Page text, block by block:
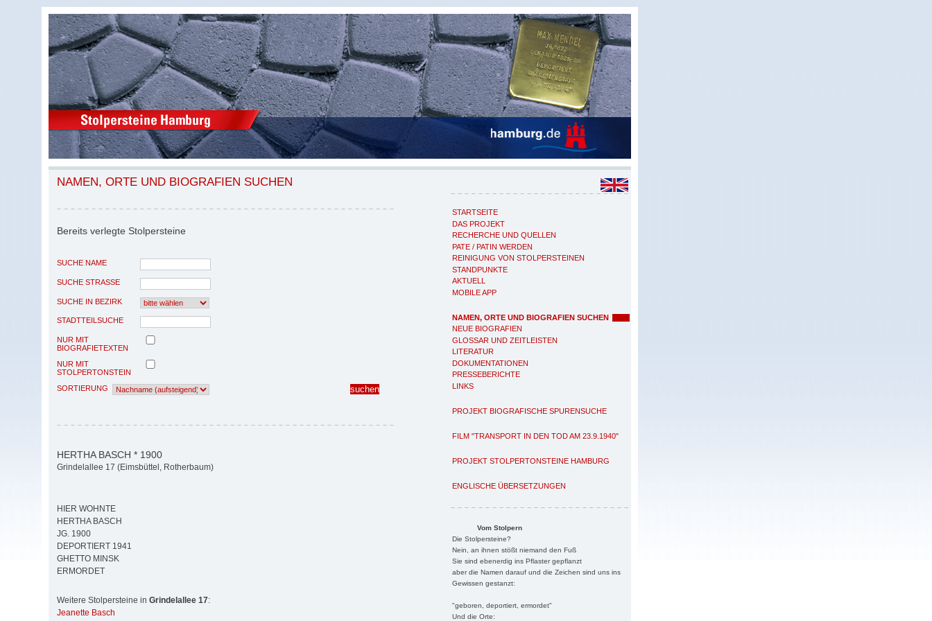
STARTSEITE
DAS PROJEKT
RECHERCHE UND QUELLEN
PATE / PATIN WERDEN
REINIGUNG VON STOLPERSTEINEN
STANDPUNKTE
AKTUELL
MOBILE APP
NAMEN, ORTE UND BIOGRAFIEN SUCHEN
NEUE BIOGRAFIEN
GLOSSAR UND ZEITLEISTEN
LITERATUR
DOKUMENTATIONEN
PRESSEBERICHTE
LINKS
PROJEKT BIOGRAFISCHE SPURENSUCHE
FILM "TRANSPORT IN DEN TOD AM 23.9.1940"
PROJEKT STOLPERTONSTEINE HAMBURG
ENGLISCHE ÜBERSETZUNGEN
Vom Stolpern
Die Stolpersteine?
Nein, an ihnen stößt niemand den Fuß
Sie sind ebenerdig ins Pflaster gepflanzt
aber die Namen darauf und die Zeichen sind uns ins
Gewissen gestanzt:
"geboren, deportiert, ermordet"
Und die Orte:
NAMEN, ORTE UND BIOGRAFIEN SUCHEN
Bereits verlegte Stolpersteine
SUCHE NAME
SUCHE STRASSE
SUCHE IN BEZIRK
STADTTEILSUCHE
NUR MIT
BIOGRAFIETEXTEN
NUR MIT
STOLPERTONSTEIN
SORTIERUNG
HERTHA BASCH * 1900
Grindelallee 17 (Eimsbüttel, Rotherbaum)
HIER WOHNTE
HERTHA BASCH
JG. 1900
DEPORTIERT 1941
GHETTO MINSK
ERMORDET
Weitere Stolpersteine in Grindelallee 17:
Jeanette Basch